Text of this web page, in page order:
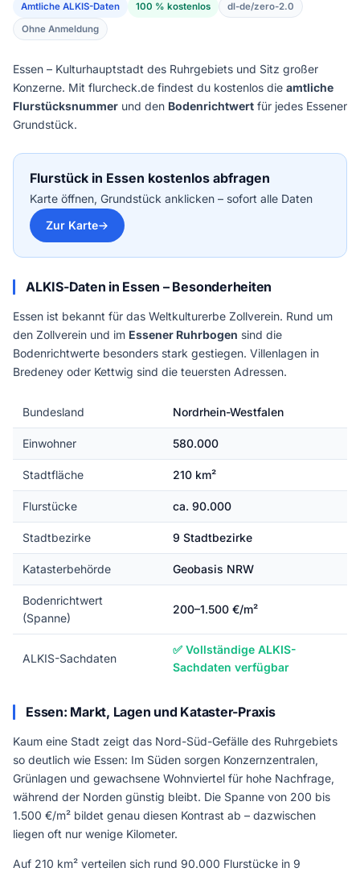
Amtliche ALKIS-Daten 100 % kostenlos
dl-de/zero-2.0
Ohne Anmeldung
Essen – Kulturhauptstadt des Ruhrgebiets und Sitz großer
Konzerne. Mit flurcheck.de findest du kostenlos die amtliche
Flurstücksnummer und den Bodenrichtwert für jedes Essener
Grundstück.
Flurstück in Essen kostenlos abfragen
Karte öffnen, Grundstück anklicken – sofort alle Daten
Zur Karte
ALKIS-Daten in Essen – Besonderheiten
Essen ist bekannt für das Weltkulturerbe Zollverein. Rund um
den Zollverein und im Essener Ruhrbogen sind die
Bodenrichtwerte besonders stark gestiegen. Villenlagen in
Bredeney oder Kettwig sind die teuersten Adressen.
Bundesland Nordrhein-Westfalen
Einwohner 580.000
Stadtfläche 210 km²
Flurstücke ca. 90.000
Stadtbezirke 9 Stadtbezirke
Katasterbehörde Geobasis NRW
Bodenrichtwert
(Spanne)
200–1.500 €/m²
ALKIS-Sachdaten
✅ Vollständige ALKIS-
Sachdaten verfügbar
Essen: Markt, Lagen und Kataster-Praxis
Kaum eine Stadt zeigt das Nord-Süd-Gefälle des Ruhrgebiets
so deutlich wie Essen: Im Süden sorgen Konzernzentralen,
Grünlagen und gewachsene Wohnviertel für hohe Nachfrage,
während der Norden günstig bleibt. Die Spanne von 200 bis
1.500 €/m² bildet genau diesen Kontrast ab – dazwischen
liegen oft nur wenige Kilometer.
Auf 210 km² verteilen sich rund 90.000 Flurstücke in 9